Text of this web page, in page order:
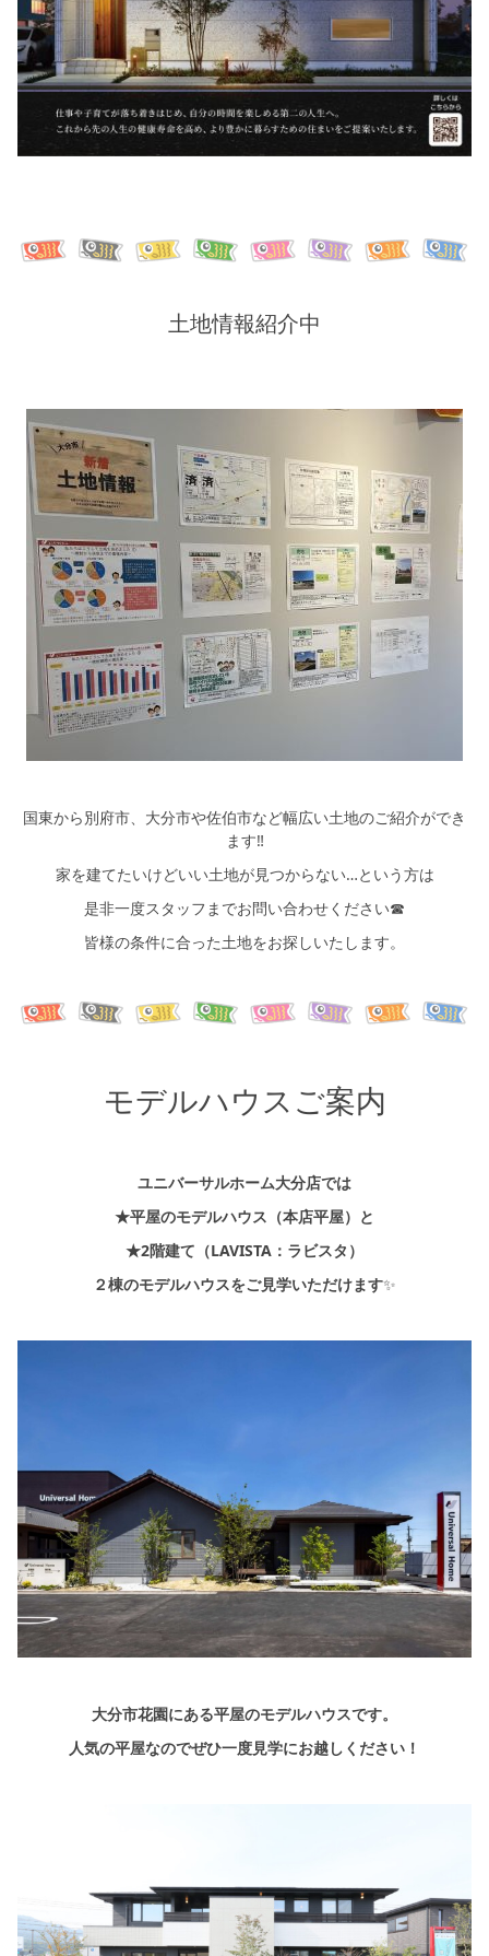
土地情報紹介中
国東から別府市、大分市や佐伯市など幅広い土地のご紹介ができ
ます‼
家を建てたいけどいい土地が見つからない…という方は
是非一度スタッフまでお問い合わせください☎
皆様の条件に合った土地をお探しいたします。
モデルハウスご案内
ユニバーサルホーム大分店では
★平屋のモデルハウス（本店平屋）と
★2階建て（LAVISTA：ラビスタ）
２棟のモデルハウスをご見学いただけます✨
大分市花園にある平屋のモデルハウスです。
人気の平屋なのでぜひ一度見学にお越しください！